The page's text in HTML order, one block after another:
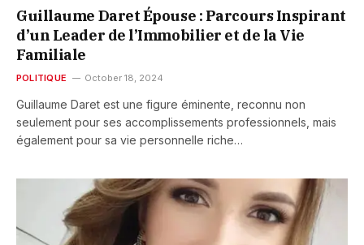
Guillaume Daret Épouse : Parcours Inspirant
d’un Leader de l’Immobilier et de la Vie
Familiale
POLITIQUE October 18, 2024
Guillaume Daret est une figure éminente, reconnu non
seulement pour ses accomplissements professionnels, mais
également pour sa vie personnelle riche…